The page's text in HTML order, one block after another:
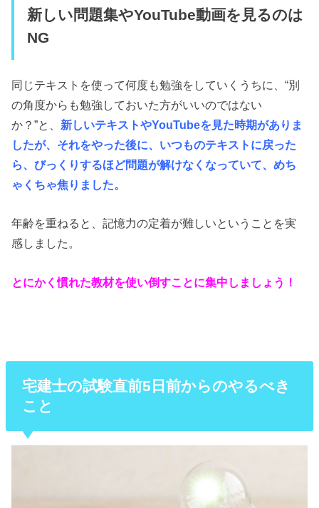
新しい問題集やYouTube動画を見るのは
NG
同じテキストを使って何度も勉強をしていくうちに、“別
の角度からも勉強しておいた方がいいのではない
か？”と、 新しいテキストやYouTubeを見た時期がありま
したが、それをやった後に、いつものテキストに戻った
ら、びっくりするほど問題が解けなくなっていて、めち
ゃくちゃ焦りました。
年齢を重ねると、記憶力の定着が難しいということを実
感しました。
とにかく慣れた教材を使い倒すことに集中しましょう！
宅建士の試験直前5日前からのやるべき
こと